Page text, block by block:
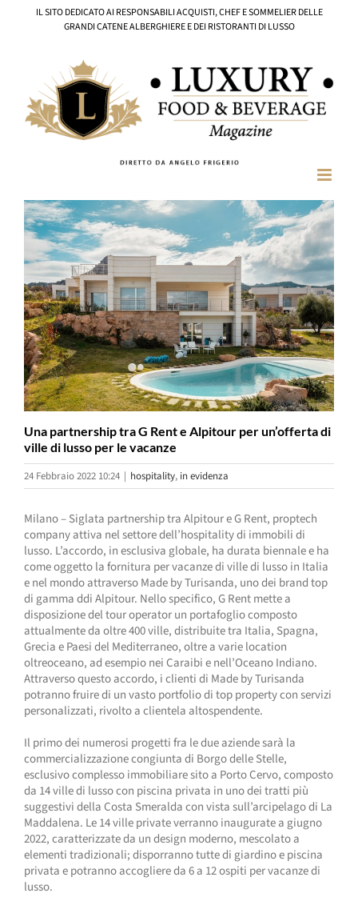
IL SITO DEDICATO AI RESPONSABILI ACQUISTI, CHEF E SOMMELIER DELLE
GRANDI CATENE ALBERGHIERE E DEI RISTORANTI DI LUSSO
Ingrandisci
immagine
Una partnership tra G Rent e Alpitour per un’offerta di
ville di lusso per le vacanze
24 Febbraio 2022 10:24 | hospitality, in evidenza
Milano – Siglata partnership tra Alpitour e G Rent, proptech
company attiva nel settore dell’hospitality di immobili di
lusso. L’accordo, in esclusiva globale, ha durata biennale e ha
come oggetto la fornitura per vacanze di ville di lusso in Italia
e nel mondo attraverso Made by Turisanda, uno dei brand top
di gamma ddi Alpitour. Nello specifico, G Rent mette a
disposizione del tour operator un portafoglio composto
attualmente da oltre 400 ville, distribuite tra Italia, Spagna,
Grecia e Paesi del Mediterraneo, oltre a varie location
oltreoceano, ad esempio nei Caraibi e nell’Oceano Indiano.
Attraverso questo accordo, i clienti di Made by Turisanda
potranno fruire di un vasto portfolio di top property con servizi
personalizzati, rivolto a clientela altospendente.
Il primo dei numerosi progetti fra le due aziende sarà la
commercializzazione congiunta di Borgo delle Stelle,
esclusivo complesso immobiliare sito a Porto Cervo, composto
da 14 ville di lusso con piscina privata in uno dei tratti più
suggestivi della Costa Smeralda con vista sull’arcipelago di La
Maddalena. Le 14 ville private verranno inaugurate a giugno
2022, caratterizzate da un design moderno, mescolato a
elementi tradizionali; disporranno tutte di giardino e piscina
privata e potranno accogliere da 6 a 12 ospiti per vacanze di
lusso.